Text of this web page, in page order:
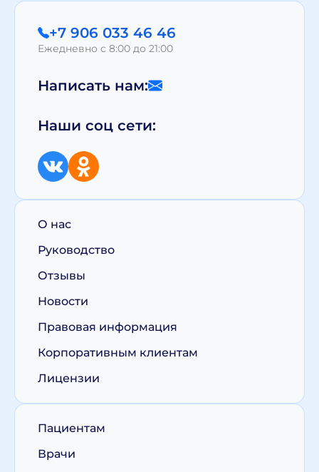
+7 906 033 46 46
Ежедневно с 8:00 до 21:00
Написать нам:
Наши соц сети:
О нас
Руководство
Отзывы
Новости
Правовая информация
Корпоративным клиентам
Лицензии
Пациентам
Врачи